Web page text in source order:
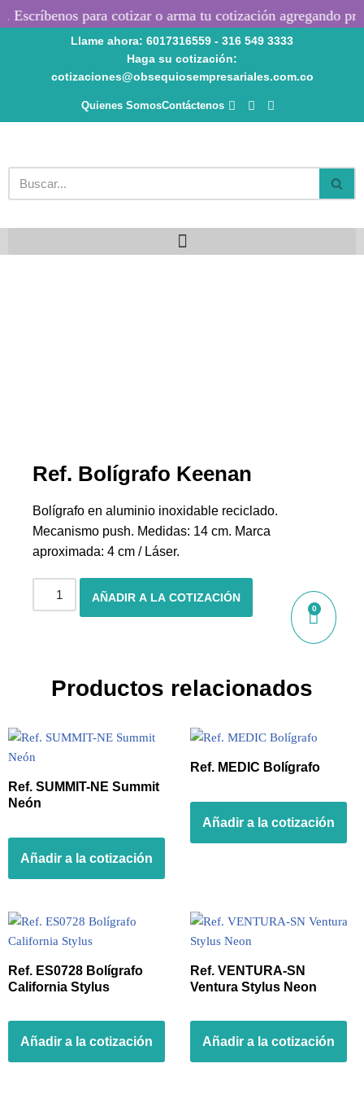
contenido
para cotizar o arma tu cotización agregando
Llame ahora: 6017316559 - 316 549 3333
Haga su cotización:
cotizaciones@obsequiosempresariales.com.co
Quienes SomosContáctenos
0
Ref. Bolígrafo Keenan
Bolígrafo en aluminio inoxidable reciclado.
Mecanismo push. Medidas: 14 cm. Marca
aproximada: 4 cm / Láser.
AÑADIR A LA COTIZACIÓN
Productos relacionados
Ref. SUMMIT-NE Summit
Neón
Añadir a la cotización
Ref. MEDIC Bolígrafo
Añadir a la cotización
Ref. ES0728 Bolígrafo
California Stylus
Añadir a la cotización
Ref. VENTURA-SN
Ventura Stylus Neon
Añadir a la cotización